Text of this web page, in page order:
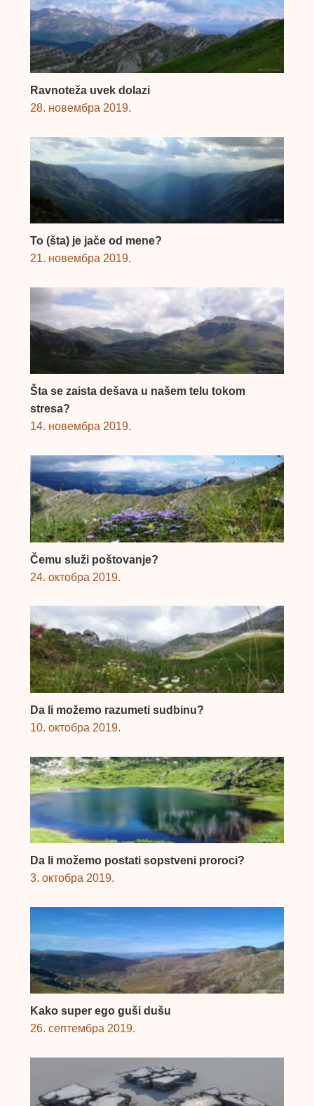
Ravnoteža uvek dolazi
28. новембра 2019.
To (šta) je jače od mene?
21. новембра 2019.
Šta se zaista dešava u našem telu tokom
stresa?
14. новембра 2019.
Čemu služi poštovanje?
24. октобра 2019.
Da li možemo razumeti sudbinu?
10. октобра 2019.
Da li možemo postati sopstveni proroci?
3. октобра 2019.
Kako super ego guši dušu
26. септембра 2019.